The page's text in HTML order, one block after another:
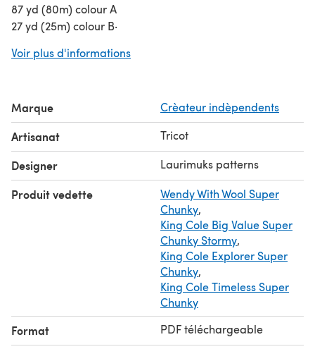
87 yd (80m) colour A
27 yd (25m) colour B·
gauge·
Gauge: 10sts, 14rows to 10cm (4inch) on 10mm (US15)
needles
Quick knitting project for rainy weekend and also
excellent way to make presents for dear friends!
© LaurimuksPatterns
Voir plus d'informations
Marque Crèateur indèpendents
Artisanat Tricot
Designer Laurimuks patterns
Produit vedette
Wendy With Wool Super
Chunky,
King Cole Big Value Super
Chunky Stormy,
King Cole Explorer Super
Chunky,
King Cole Timeless Super
Chunky
Format PDF téléchargeable